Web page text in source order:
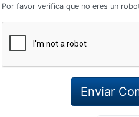
Por favor verifica que no eres un